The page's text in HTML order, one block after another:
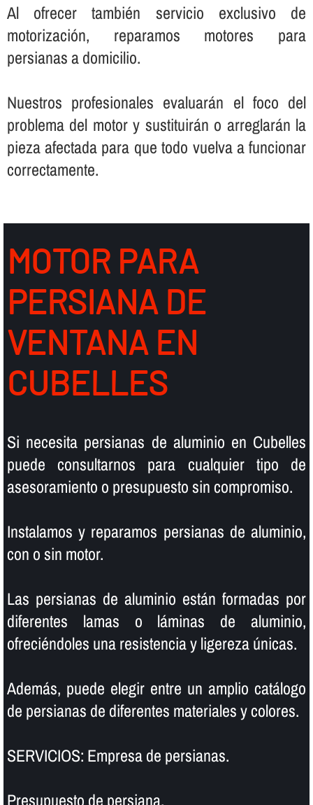
Al ofrecer también servicio exclusivo de
motorización, reparamos motores para
persianas a domicilio.
Nuestros profesionales evaluarán el foco del
problema del motor y sustituirán o arreglarán la
pieza afectada para que todo vuelva a funcionar
correctamente.
MOTOR PARA
PERSIANA DE
VENTANA EN
CUBELLES
Si necesita persianas de aluminio en Cubelles
puede consultarnos para cualquier tipo de
asesoramiento o presupuesto sin compromiso.
Instalamos y reparamos persianas de aluminio,
con o sin motor.
Las persianas de aluminio están formadas por
diferentes lamas o láminas de aluminio,
ofreciéndoles una resistencia y ligereza únicas.
Además, puede elegir entre un amplio catálogo
de persianas de diferentes materiales y colores.
SERVICIOS: Empresa de persianas.
Presupuesto de persiana.